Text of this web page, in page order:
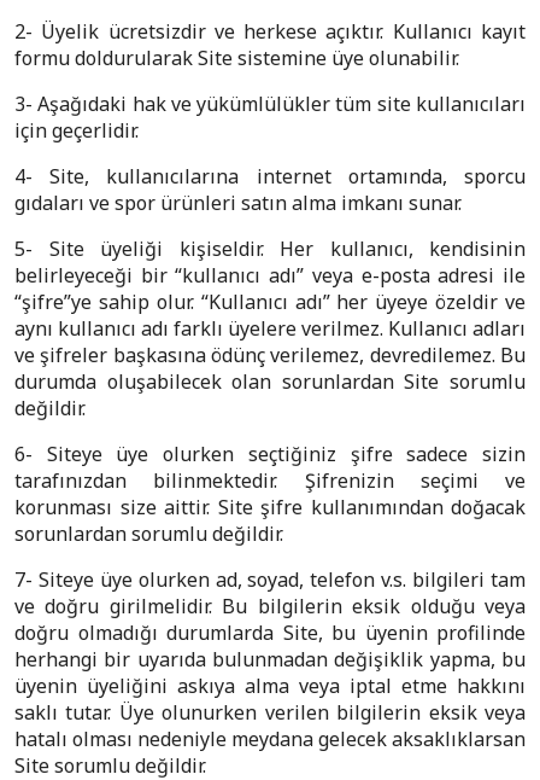
2- Üyelik ücretsizdir ve herkese açıktır. Kullanıcı kayıt
formu doldurularak Site sistemine üye olunabilir.
3- Aşağıdaki hak ve yükümlülükler tüm site kullanıcıları
için geçerlidir.
4- Site, kullanıcılarına internet ortamında, sporcu
gıdaları ve spor ürünleri satın alma imkanı sunar.
5- Site üyeliği kişiseldir. Her kullanıcı, kendisinin
belirleyeceği bir “kullanıcı adı” veya e-posta adresi ile
“şifre”ye sahip olur. “Kullanıcı adı” her üyeye özeldir ve
aynı kullanıcı adı farklı üyelere verilmez. Kullanıcı adları
ve şifreler başkasına ödünç verilemez, devredilemez. Bu
durumda oluşabilecek olan sorunlardan Site sorumlu
değildir.
6- Siteye üye olurken seçtiğiniz şifre sadece sizin
tarafınızdan bilinmektedir. Şifrenizin seçimi ve
korunması size aittir. Site şifre kullanımından doğacak
sorunlardan sorumlu değildir.
7- Siteye üye olurken ad, soyad, telefon v.s. bilgileri tam
ve doğru girilmelidir. Bu bilgilerin eksik olduğu veya
doğru olmadığı durumlarda Site, bu üyenin profilinde
herhangi bir uyarıda bulunmadan değişiklik yapma, bu
üyenin üyeliğini askıya alma veya iptal etme hakkını
saklı tutar. Üye olunurken verilen bilgilerin eksik veya
hatalı olması nedeniyle meydana gelecek aksaklıklarsan
Site sorumlu değildir.